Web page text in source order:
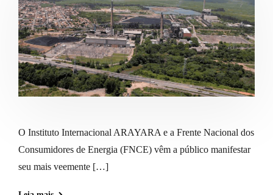
O Instituto Internacional ARAYARA e a Frente Nacional dos
Consumidores de Energia (FNCE) vêm a público manifestar
seu mais veemente […]